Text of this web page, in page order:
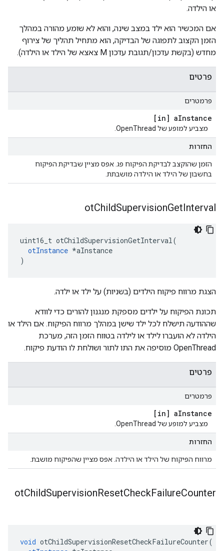
או הילדה.
אם המכשיר הוא ילד במצב שינה, והוא לא שומע מהורה במהלך
הזמן הקצוב לתפוגה של הבדיקה, הוא מתחיל תהליך של צירוף
מחדש (בקשת עדכון/תגובת עדכון M צאצא של הילד או הילדה).
פרטים
פרמטרים
[in] aInstance
מצביע למופע של OpenThread.
החזרות
הזמן שהוקצב לבדיקת הפיקוח פג. אפס מציין שבדיקת הפיקוח
בחשבון של הילד או הילדה מושבתת.
otChildSupervisionGetInterval
uint16_t otChildSupervisionGetInterval(
otInstance *aInstance
)
הצגת מרווח פיקוח הילדים (בשניות) על ילד או ילדה.
תכונת הפיקוח על ילדים מספקת מנגנון להורים כדי לוודא
שההודעה תישלח לכל ילד שישן במהלך מרווח הפיקוח. אם הילד או
הילדה לא הועברו לילד או לילדה בטווח הזמן הזה, מערכת
OpenThread מוסיפה את התו לתור ושולחת לו הודעת פיקוח.
פרטים
פרמטרים
[in] aInstance
מצביע למופע של OpenThread.
החזרות
מרווח הפיקוח של הילד או הילדה. אפס מציין שהפיקוח מושבת.
otChildSupervisionResetCheckFailureCounter
void otChildSupervisionResetCheckFailureCounter(